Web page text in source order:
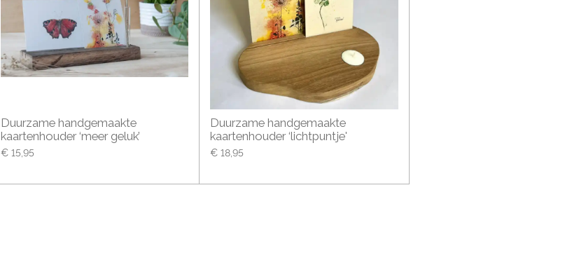
Duurzame handgemaakte
kaartenhouder ‘meer geluk’
€ 15,95
Duurzame handgemaakte
kaartenhouder ‘lichtpuntje'
€ 18,95